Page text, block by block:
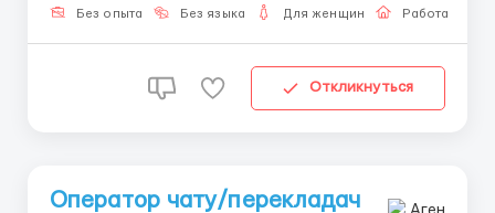
перекладачем на сайті ...
Без опыта Без языка Для женщин Работа
Откликнуться
Оператор чату/перекладач